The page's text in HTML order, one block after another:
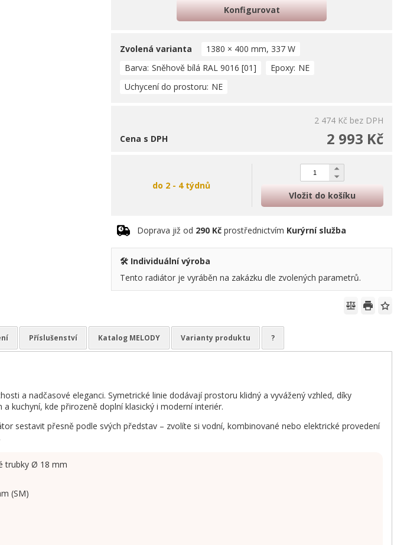
Konfigurovat
Zvolená varianta
1380 × 400 mm, 337 W
Barva Sněhově bílá RAL 9016 [01] Epoxy NE
Uchycení do prostoru NE
2 474 Kč bez DPH
2 993 Kč
Cena s DPH
do 2 - 4 týdnů
Vložit do košíku
Doprava již od 290 Kč prostřednictvím Kurýrní služba
🛠️ Individuální výroba
Tento radiátor je vyráběn na zakázku dle zvolených parametrů.
Příslušenství Katalog MELODY Varianty produktu ?
a nadčasové eleganci. Symetrické linie dodávají prostoru klidný a vyvážený vzhled, díky
kuchyní, kde přirozeně doplní klasický i moderní interiér.
sestavit přesně podle svých představ – zvolíte si vodní, kombinované nebo elektrické provedení
trubky Ø 18 mm
(SM)